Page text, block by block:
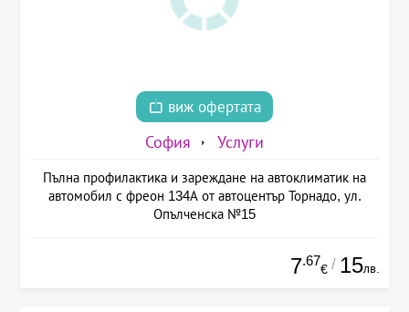
виж офертата
София Услуги
Пълна профилактика и зареждане на автоклиматик на
автомобил с фреон 134А от автоцентър Торнадо, ул.
Опълченска №15
7.67
€ / 15лв.